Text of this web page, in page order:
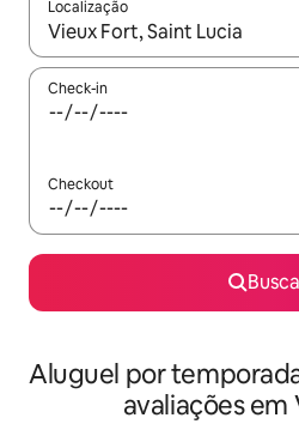
Localização
Quando os resultados
Check-in
Checkout
Aluguel por
avaliações em